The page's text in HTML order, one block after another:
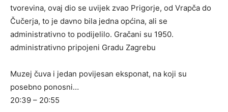
tvorevina, ovaj dio se uvijek zvao Prigorje, od Vrapča do
Čučerja, to je davno bila jedna općina, ali se
administrativno to podijelilo. Gračani su 1950.
administrativno pripojeni Gradu Zagrebu
Muzej čuva i jedan povijesan eksponat, na koji su
posebno ponosni…
20:39 – 20:55